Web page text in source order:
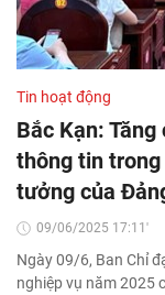
Tin hoạt động
Bắc Kạn:
thông tin
tưởng của
09/06/2025 17:11'
Ngày 09/6, Ban Chỉ
nghiệp vụ năm 2025